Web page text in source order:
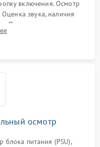
включения. Осмотр
звука, наличия
Подключение тестовых
симптомов поломки.
осмотр
блока питания (PSU),